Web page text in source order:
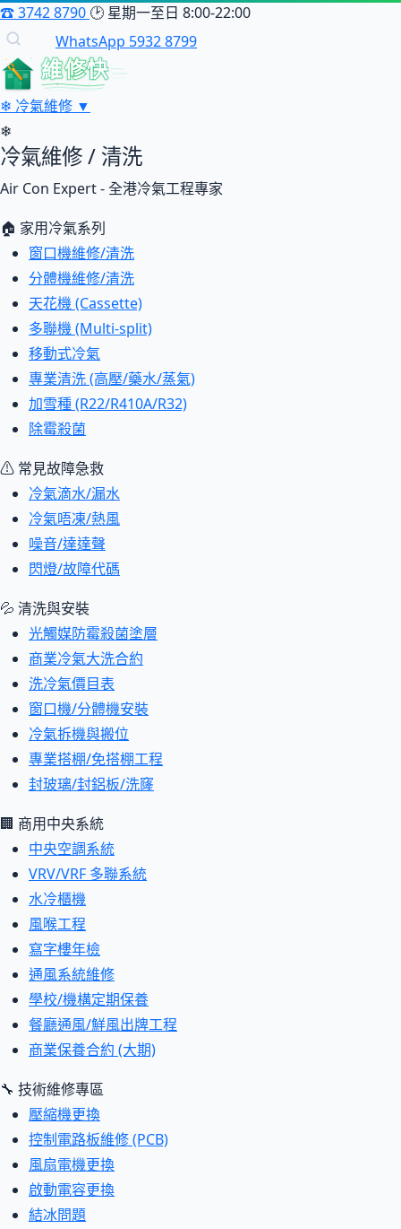
☎3742 8790 🕑 星期一至日 8:00-22:00
WhatsApp 5932 8799
維修快
❄ 冷氣維修 ▼
❄
冷氣維修 / 清洗
Air Con Expert - 全港冷氣工程專家
🏠 家用冷氣系列
窗口機維修/清洗
分體機維修/清洗
天花機 (Cassette)
多聯機 (Multi-split)
移動式冷氣
專業清洗 (高壓/藥水/蒸氣)
加雪種 (R22/R410A/R32)
除霉殺菌
⚠ 常見故障急救
冷氣滴水/漏水
冷氣唔凍/熱風
噪音/達達聲
閃燈/故障代碼
💦 清洗與安裝
光觸媒防霉殺菌塗層
商業冷氣大洗合約
洗冷氣價目表
窗口機/分體機安裝
冷氣拆機與搬位
專業搭棚/免搭棚工程
封玻璃/封鋁板/洗窿
🏢 商用中央系統
中央空調系統
VRV/VRF 多聯系統
水冷櫃機
風喉工程
寫字樓年檢
通風系統維修
學校/機構定期保養
餐廳通風/鮮風出牌工程
商業保養合約 (大期)
🔧 技術維修專區
壓縮機更換
控制電路板維修 (PCB)
風扇電機更換
啟動電容更換
結冰問題